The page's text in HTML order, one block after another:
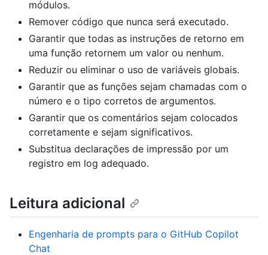
módulos.
Remover código que nunca será executado.
Garantir que todas as instruções de retorno em
uma função retornem um valor ou nenhum.
Reduzir ou eliminar o uso de variáveis globais.
Garantir que as funções sejam chamadas com o
número e o tipo corretos de argumentos.
Garantir que os comentários sejam colocados
corretamente e sejam significativos.
Substitua declarações de impressão por um
registro em log adequado.
Leitura adicional
Engenharia de prompts para o GitHub Copilot
Chat